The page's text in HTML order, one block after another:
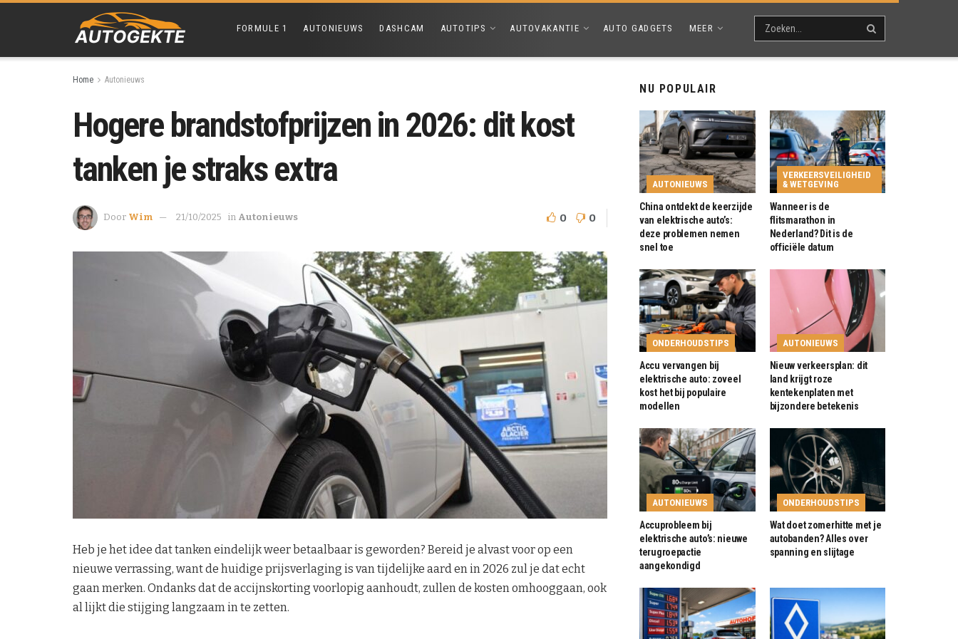
FORMULE 1 AUTONIEUWS DASHCAM AUTOTIPS AUTOVAKANTIE AUTO GADGETS MEER
Home Autonieuws
Hogere brandstofprijzen in 2026: dit kost
tanken je straks extra
Door Wim 21/10/2025 in Autonieuws 0 0
Heb je het idee dat tanken eindelijk weer betaalbaar is geworden? Bereid je alvast voor op een
nieuwe verrassing, want de huidige prijsverlaging is van tijdelijke aard en in 2026 zul je dat echt
gaan merken. Ondanks dat de accijnskorting voorlopig aanhoudt, zullen de kosten omhooggaan, ook
al lijkt die stijging langzaam in te zetten.
NU POPULAIR
AUTONIEUWS
China ontdekt de keerzijde
van elektrische auto’s:
deze problemen nemen
snel toe
VERKEERSVEILIGHEID
& WETGEVING
Wanneer is de
flitsmarathon in
Nederland? Dit is de
officiële datum
ONDERHOUDSTIPS
Accu vervangen bij
elektrische auto: zoveel
kost het bij populaire
modellen
AUTONIEUWS
Nieuw verkeersplan: dit
land krijgt roze
kentekenplaten met
bijzondere betekenis
AUTONIEUWS
Accuprobleem bij
elektrische auto’s: nieuwe
terugroepactie
aangekondigd
ONDERHOUDSTIPS
Wat doet zomerhitte met je
autobanden? Alles over
spanning en slijtage